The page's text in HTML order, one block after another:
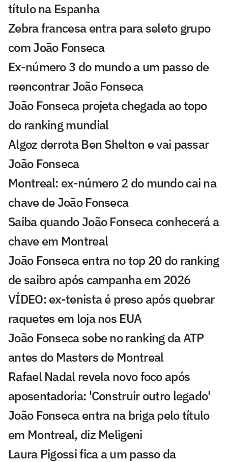
título na Espanha
Zebra francesa entra para seleto grupo
com João Fonseca
Ex-número 3 do mundo a um passo de
reencontrar João Fonseca
João Fonseca projeta chegada ao topo
do ranking mundial
Algoz derrota Ben Shelton e vai passar
João Fonseca
Montreal: ex-número 2 do mundo cai na
chave de João Fonseca
Saiba quando João Fonseca conhecerá a
chave em Montreal
João Fonseca entra no top 20 do ranking
de saibro após campanha em 2026
VÍDEO: ex-tenista é preso após quebrar
raquetes em loja nos EUA
João Fonseca sobe no ranking da ATP
antes do Masters de Montreal
Rafael Nadal revela novo foco após
aposentadoria: 'Construir outro legado'
João Fonseca entra na briga pelo título
em Montreal, diz Meligeni
Laura Pigossi fica a um passo da